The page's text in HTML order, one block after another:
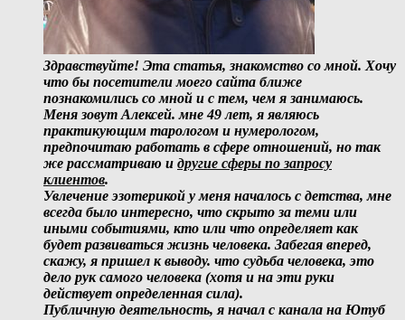
Здравствуйте! Эта статья, знакомство со мной. Хочу
что бы посетители моего сайта ближе
познакомились со мной и с тем, чем я занимаюсь.
Меня зовут Алексей. мне 49 лет, я являюсь
практикующим тарологом и нумерологом,
предпочитаю работать в сфере отношений, но так
же рассматриваю и другие сферы по запросу
клиентов.
Увлечение эзотерикой у меня началось с детства, мне
всегда было интересно, что скрыто за теми или
иными событиями, кто или что определяет как
будет развиваться жизнь человека. Забегая вперед,
скажу, я пришел к выводу. что судьба человека, это
дело рук самого человека (хотя и на эти руки
действует определенная сила).
Публичную деятельность, я начал с канала на Ютуб